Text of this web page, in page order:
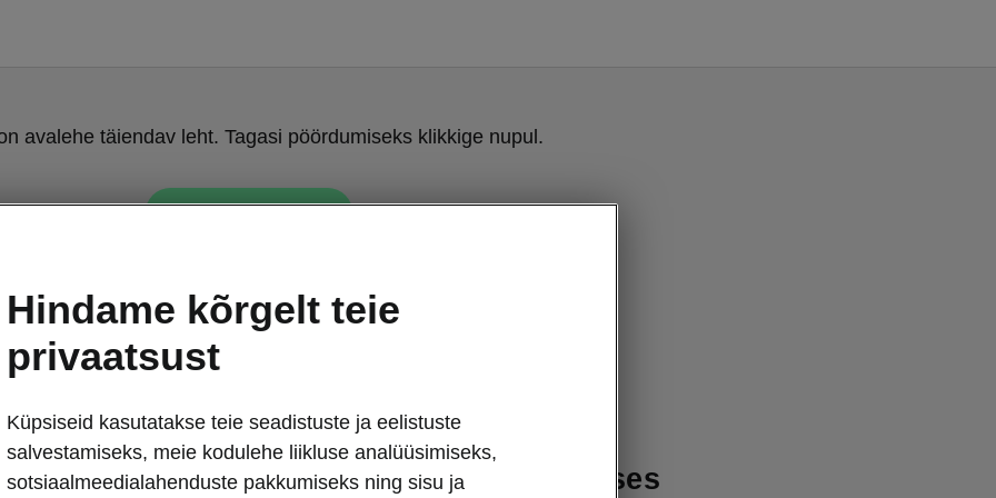
avalehe täiendav leht. Tagasi pöördumiseks klikkige nupul.
Tagasi avalehele
Ilu peitub lihtsuses
Hindame kõrgelt teie
privaatsust
Küpsiseid kasutatakse teie seadistuste ja eelistuste
salvestamiseks, meie kodulehe liikluse analüüsimiseks,
sotsiaalmeedialahenduste pakkumiseks ning sisu ja